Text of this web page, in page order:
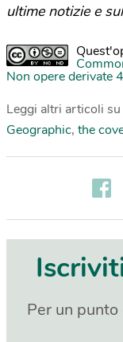
ultime notizie e
Non opere derivate
Leggi altri articoli
Geographic, the
Per un